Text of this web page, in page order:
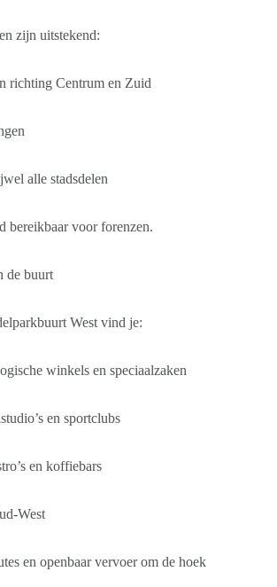
zijn uitstekend:
richting Centrum en Zuid
alle stadsdelen
bereikbaar voor forenzen.
de buurt
West vind je:
winkels en speciaalzaken
en sportclubs
en koffiebars
West
en openbaar vervoer om de hoek